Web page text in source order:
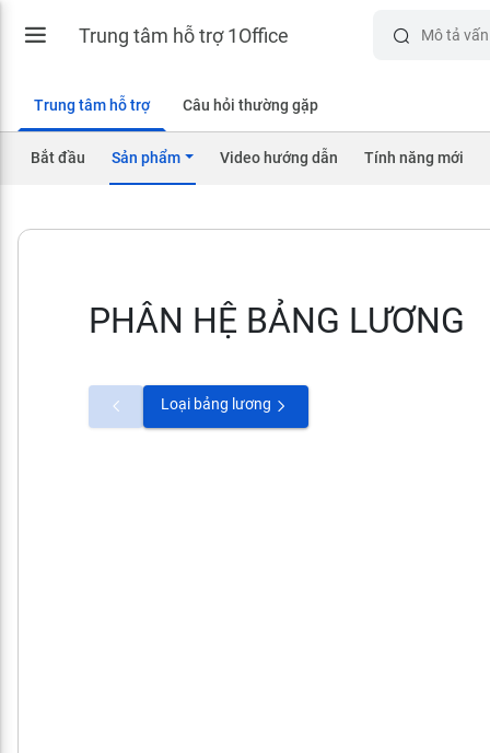
Trung tâm hỗ trợ 1Office
Trung tâm hỗ trợ Câu hỏi thường gặp
Bắt đầu Sản phẩm Video hướng dẫn Tính năng mới
PHÂN HỆ BẢNG LƯƠNG
Loại bảng lương